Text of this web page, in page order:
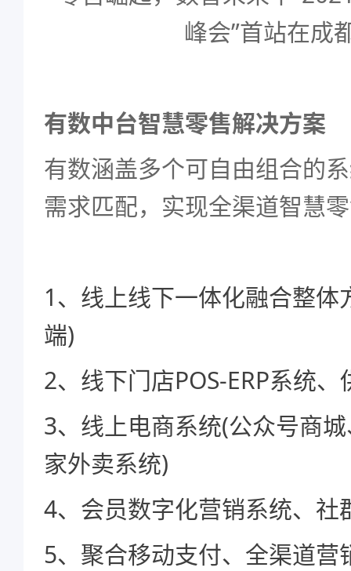
有数中台智慧零售解决方案
有数涵盖多个可自由组合的
需求匹配，实现全渠道智慧
1、线上线下一体化融合整体
端)
2、线下门店POS-ERP系统
3、线上电商系统(公众号商
家外卖系统)
4、会员数字化营销系统、社
5、聚合移动支付、全渠道营